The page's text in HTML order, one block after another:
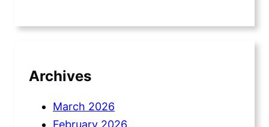
Archives
March 2026
February 2026